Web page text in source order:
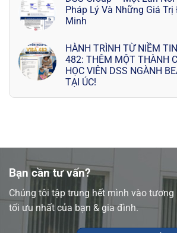
Pháp Lý Và Những Giá
Minh
HÀNH TRÌNH TỪ NIỀM
482: THÊM MỘT THÀNH
HỌC VIÊN DSS NGÀNH
TẠI ÚC!
Bạn cần tư vấn?
Chúng tôi tập trung hết mình vào
tối ưu nhất của bạn & gia đình.